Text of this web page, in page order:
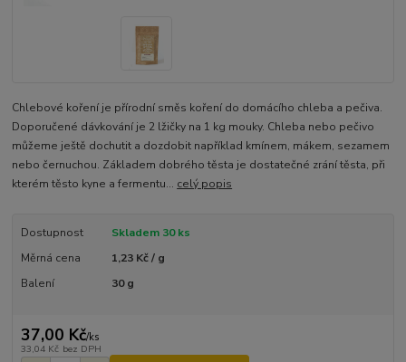
Chlebové koření je přírodní směs koření do domácího chleba a pečiva.
Doporučené dávkování je 2 lžičky na 1 kg mouky. Chleba nebo pečivo
můžeme ještě dochutit a dozdobit například kmínem, mákem, sezamem
nebo černuchou. Základem dobrého těsta je dostatečné zrání těsta, při
kterém těsto kyne a fermentu... celý popis
Dostupnost
Skladem 30 ks
Měrná cena
1,23 Kč / g
Balení
30 g
37,00 Kč/ks
33,04 Kč bez DPH